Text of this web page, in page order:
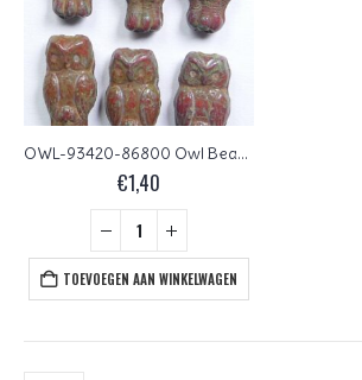
OWL-93420-86800 Owl Bead Opaque Red Travertin 12 Pc.
€1,40
TOEVOEGEN AAN WINKELWAGEN